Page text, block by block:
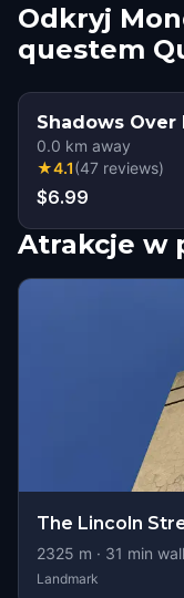
Odkryj
questem
Shadows Over
0.0 km away
★4.1(47 reviews)
$6.99
Atrakcje w
The Lincoln
2325 m · 31 min
Landmark